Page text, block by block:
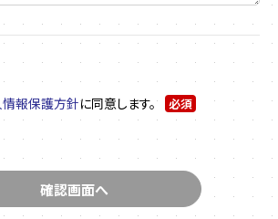
報保護方針に同意します。 必須